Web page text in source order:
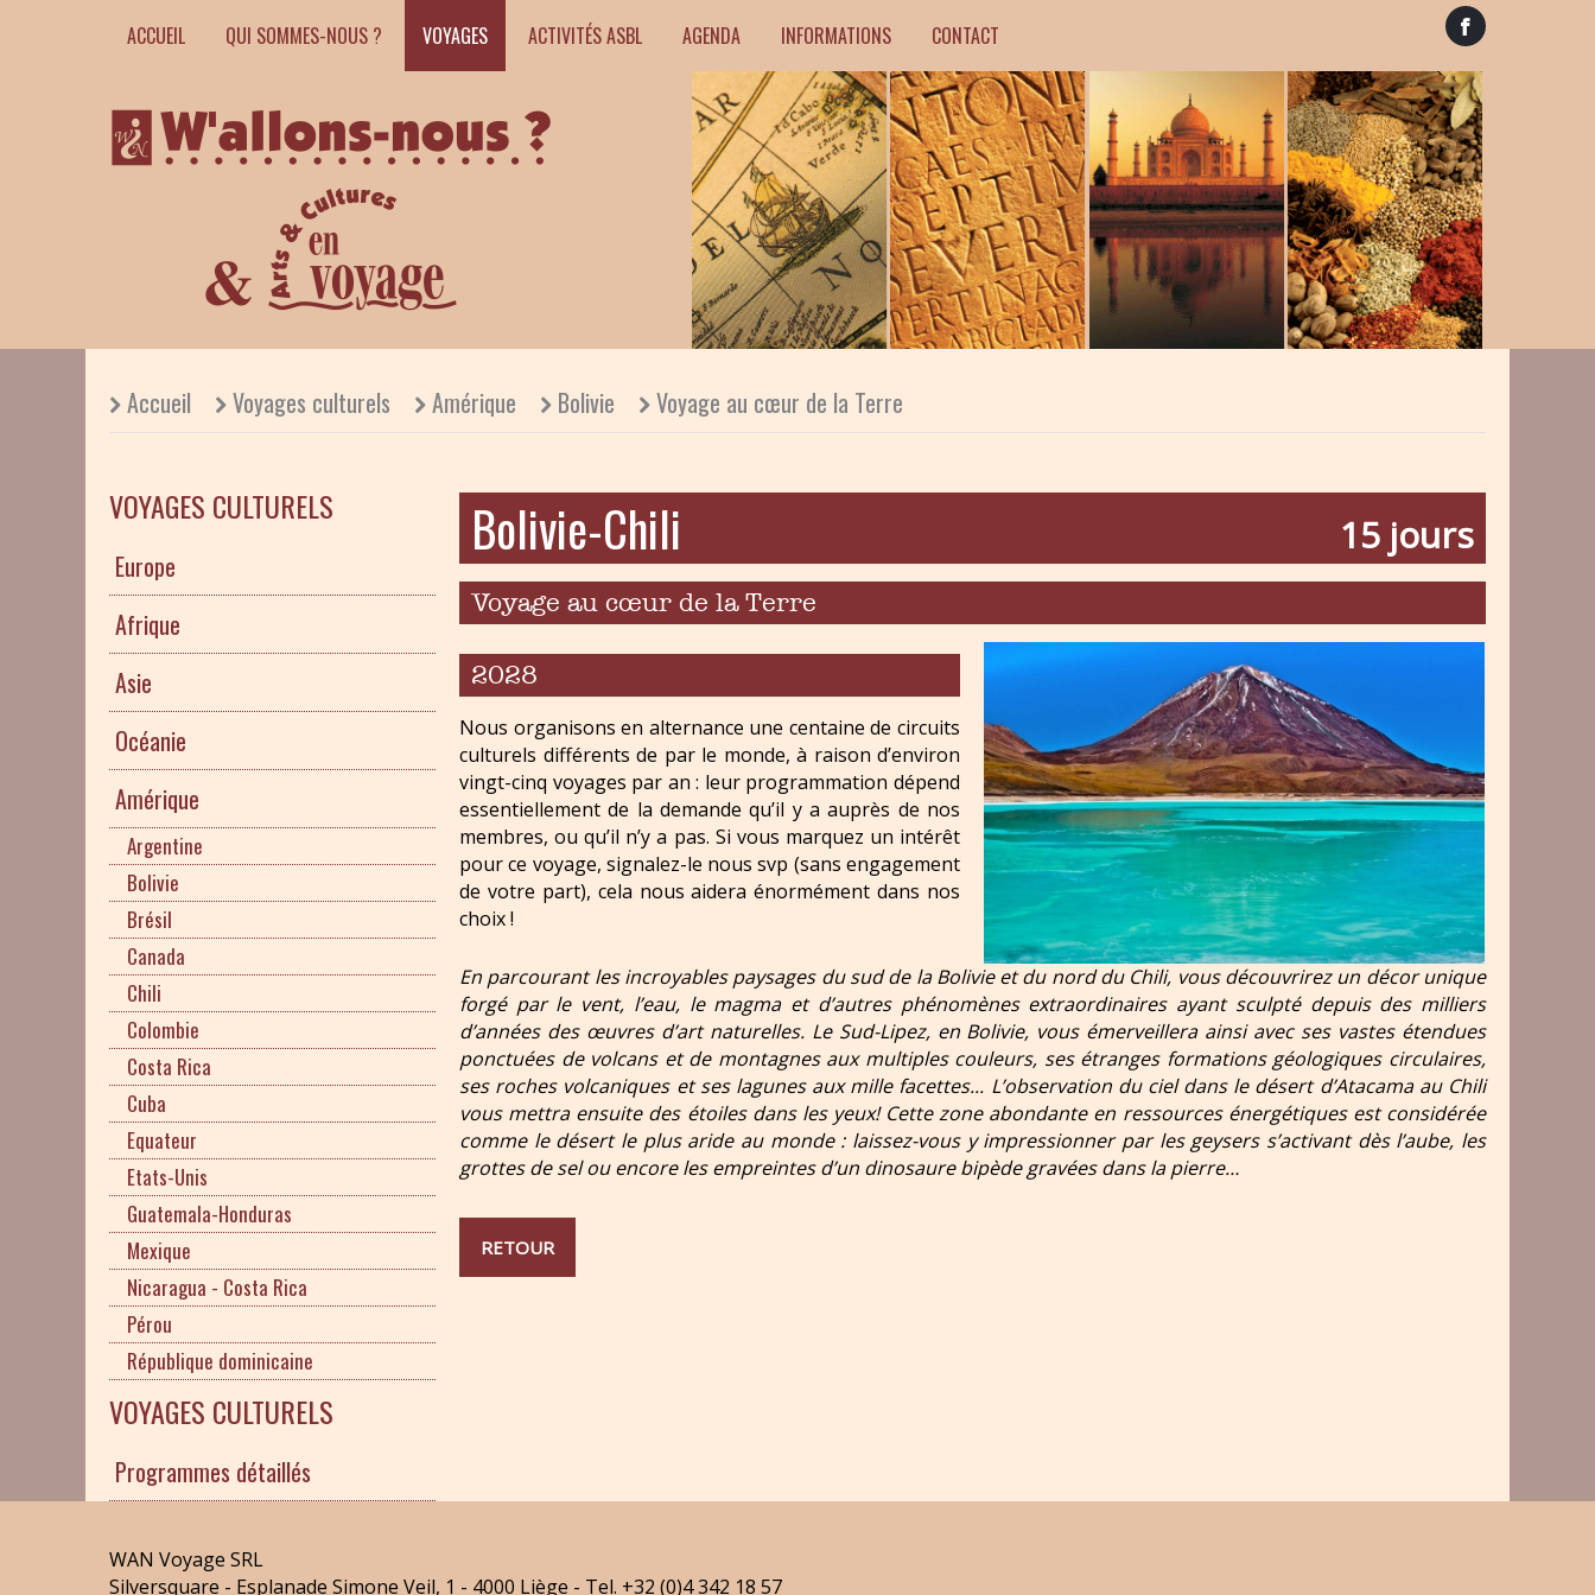
ACCUEIL QUI SOMMES-NOUS ? VOYAGES ACTIVITÉS ASBL AGENDA INFORMATIONS CONTACT
Accueil Voyages culturels Amérique Bolivie Voyage au cœur de la Terre
VOYAGES CULTURELS
Europe
Afrique
Asie
Océanie
Amérique
Argentine
Bolivie
Brésil
Canada
Chili
Colombie
Costa Rica
Cuba
Equateur
Etats-Unis
Guatemala-Honduras
Mexique
Nicaragua - Costa Rica
Pérou
République dominicaine
VOYAGES CULTURELS
Programmes détaillés
Bolivie-Chili 15 jours
Voyage au cœur de la Terre
2028
Nous organisons en alternance une centaine de circuits
culturels différents de par le monde, à raison d’environ
vingt-cinq voyages par an : leur programmation dépend
essentiellement de la demande qu’il y a auprès de nos
membres, ou qu’il n’y a pas. Si vous marquez un intérêt
pour ce voyage, signalez-le nous svp (sans engagement
de votre part), cela nous aidera énormément dans nos
choix !
En parcourant les incroyables paysages du sud de la Bolivie et du nord du Chili, vous découvrirez un décor unique
forgé par le vent, l’eau, le magma et d’autres phénomènes extraordinaires ayant sculpté depuis des milliers
d’années des œuvres d’art naturelles. Le Sud-Lipez, en Bolivie, vous émerveillera ainsi avec ses vastes étendues
ponctuées de volcans et de montagnes aux multiples couleurs, ses étranges formations géologiques circulaires,
ses roches volcaniques et ses lagunes aux mille facettes... L’observation du ciel dans le désert d’Atacama au Chili
vous mettra ensuite des étoiles dans les yeux! Cette zone abondante en ressources énergétiques est considérée
comme le désert le plus aride au monde : laissez-vous y impressionner par les geysers s’activant dès l’aube, les
grottes de sel ou encore les empreintes d’un dinosaure bipède gravées dans la pierre…
RETOUR
WAN Voyage SRL
Silversquare - Esplanade Simone Veil, 1 - 4000 Liège - Tel. +32 (0)4 342 18 57